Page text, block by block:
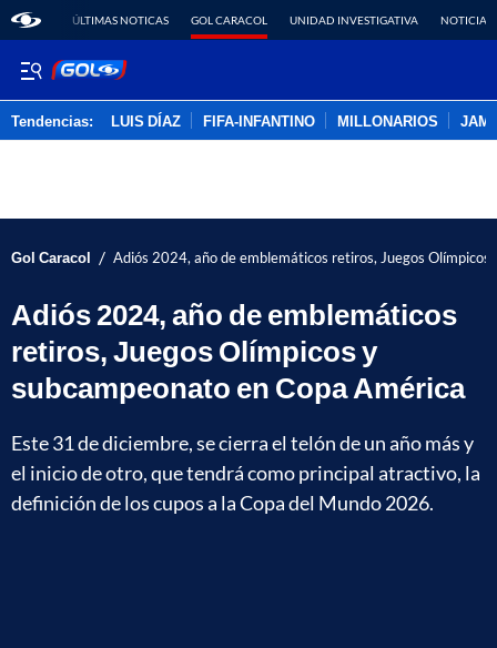
ÚLTIMAS NOTICAS GOL CARACOL UNIDAD INVESTIGATIVA NOTICIAS
Tendencias: LUIS DÍAZ FIFA-INFANTINO MILLONARIOS
Gol Caracol / Adiós 2024, año de emblemáticos retiros, Juegos
Adiós 2024, año de emblemáticos
retiros, Juegos Olímpicos y
subcampeonato en Copa América
Este 31 de diciembre, se cierra el telón de un año más y
el inicio de otro, que tendrá como principal atractivo, la
definición de los cupos a la Copa del Mundo 2026.